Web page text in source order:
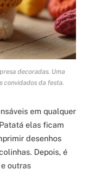
decoradas. Uma
convidados da festa.
em qualquer
elas ficam
desenhos
Depois, é
outras